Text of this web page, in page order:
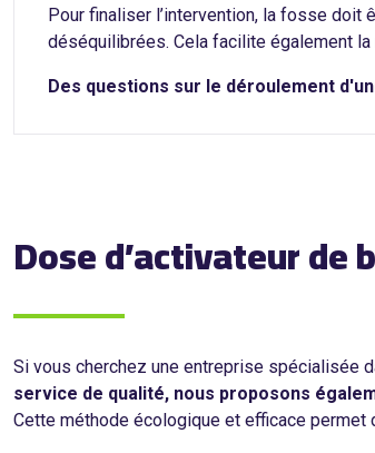
Pour finaliser l’intervention, la fosse doit
déséquilibrées. Cela facilite également
Des questions sur le déroulement
Dose d’activateur de
Si vous cherchez une entreprise spécialisée
service de qualité, nous proposons
Cette méthode écologique et efficace